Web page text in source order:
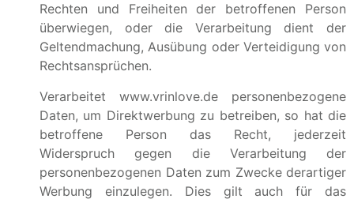
Rechten und Freiheiten der betroffenen Person
überwiegen, oder die Verarbeitung dient der
Geltendmachung, Ausübung oder Verteidigung von
Rechtsansprüchen.
Verarbeitet www.vrinlove.de personenbezogene
Daten, um Direktwerbung zu betreiben, so hat die
betroffene Person das Recht, jederzeit
Widerspruch gegen die Verarbeitung der
personenbezogenen Daten zum Zwecke derartiger
Werbung einzulegen. Dies gilt auch für das